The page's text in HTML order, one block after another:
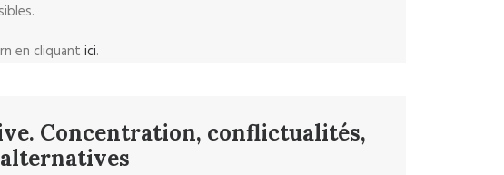
en cliquant ici.
Concentration, conflictualités,
alternatives